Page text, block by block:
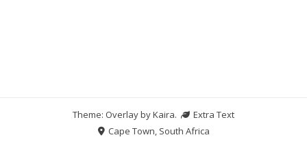
Theme: Overlay byKaira.
Extra Text
Cape Town, South Africa